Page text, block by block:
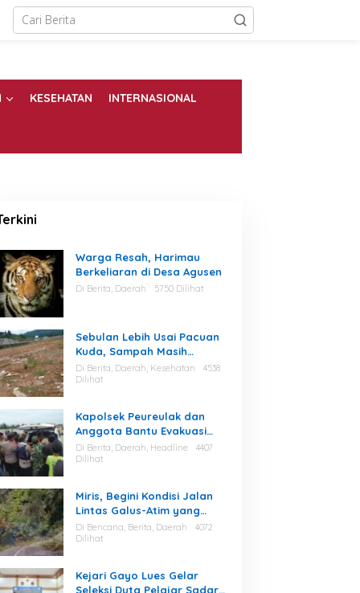
KESEHATAN INTERNASIONAL
Warga Resah, Harimau
Berkeliaran di Desa Agusen
Di Berita, Daerah 5750 Dilihat
Sebulan Lebih Usai Pacuan
Kuda, Sampah Masih
Berserakan di Area Stadion
Di Berita, Daerah, Kesehatan
4538
Dilihat
Kapolsek Peureulak dan
Anggota Bantu Evakuasi
Korban Tenggelam di
Perairan Kuala Bugak
Di Berita, Daerah, Headline
4407
Dilihat
Miris, Begini Kondisi Jalan
Lintas Galus-Atim yang
Diminta Camat Pining
Dilakukan Perawatan
Di Bencana, Berita, Daerah
4072
Dilihat
Kejari Gayo Lues Gelar
Seleksi Duta Pelajar Sadar